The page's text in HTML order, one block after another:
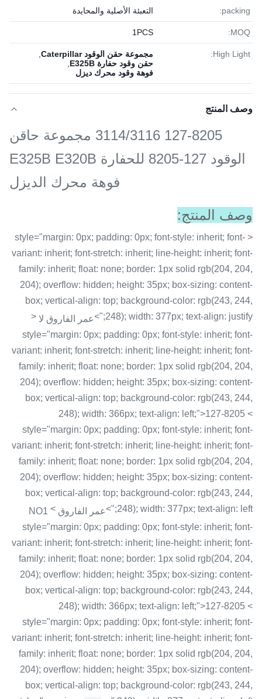
packing: التعبئة الأصلية والمحايدة
MOQ:
1PСS
High Light: مجموعة حقن الوقود Caterpillar
حقن وقود حفارة E325B
فوهة وقود محرك ديزل
وصف المنتج
127-8205 3114/3116 مجموعة حاقن
الوقود 127-8205 للحفارة E325B E320B
فوهة محرك الديزل
وصف المنتج:
< style="margin: 0px; padding: 0px; font-style: inherit; font-
variant: inherit; font-stretch: inherit; line-height: inherit; font-
family: inherit; float: none; border: 1px solid rgb(204, 204,
204); overflow: hidden; height: 35px; box-sizing: content-
box; vertical-align: top; background-color: rgb(243, 244,
248); width: 377px; text-align: justify;">
عمر الفاروق لا <
style="margin: 0px; padding: 0px; font-style: inherit; font-
variant: inherit; font-stretch: inherit; line-height: inherit; font-
family: inherit; float: none; border: 1px solid rgb(204, 204,
204); overflow: hidden; height: 35px; box-sizing: content-
box; vertical-align: top; background-color: rgb(243, 244,
248); width: 366px; text-align: left;">127-8205 <
style="margin: 0px; padding: 0px; font-style: inherit; font-
variant: inherit; font-stretch: inherit; line-height: inherit; font-
family: inherit; float: none; border: 1px solid rgb(204, 204,
204); overflow: hidden; height: 35px; box-sizing: content-
box; vertical-align: top; background-color: rgb(243, 244,
248); width: 377px; text-align: left;">
عمر الفاروق NO1 <
style="margin: 0px; padding: 0px; font-style: inherit; font-
variant: inherit; font-stretch: inherit; line-height: inherit; font-
family: inherit; float: none; border: 1px solid rgb(204, 204,
204); overflow: hidden; height: 35px; box-sizing: content-
box; vertical-align: top; background-color: rgb(243, 244,
248); width: 366px; text-align: left;">127-8205 <
style="margin: 0px; padding: 0px; font-style: inherit; font-
variant: inherit; font-stretch: inherit; line-height: inherit; font-
family: inherit; float: none; border: 1px solid rgb(204, 204,
204); overflow: hidden; height: 35px; box-sizing: content-
box; vertical-align: top; background-color: rgb(243, 244,